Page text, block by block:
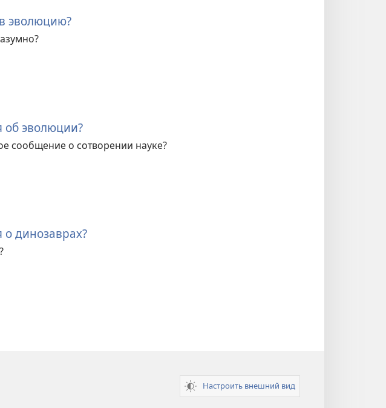
эволюцию?
об эволюции?
сообщение о сотворении науке?
о динозаврах?
Настроить внешний вид